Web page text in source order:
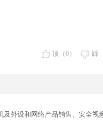
顶（0） 踩
及外设和网络产品销售、安全视